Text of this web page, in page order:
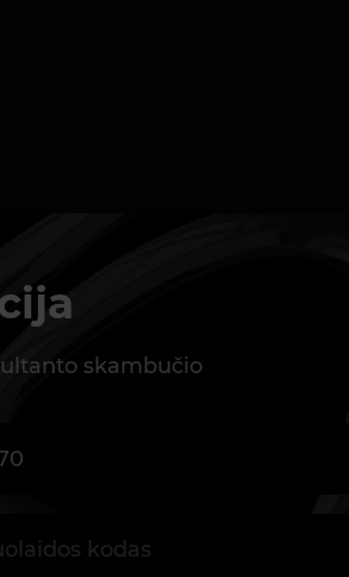
skambučio